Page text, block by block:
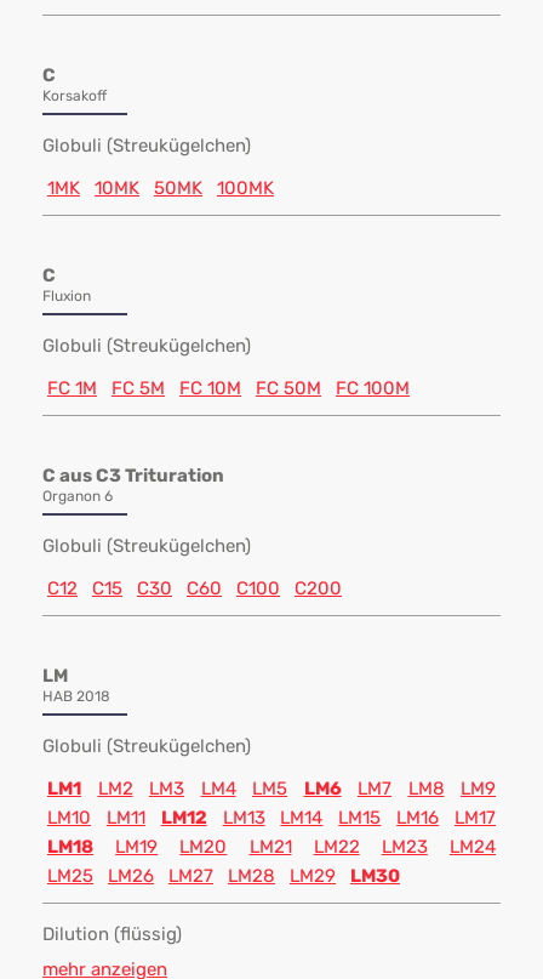
C
Korsakoff
Globuli (Streukügelchen)
1MK
10MK 50MK 100MK
C
Fluxion
Globuli (Streukügelchen)
FC 1M
FC 5M FC 10M FC 50M FC 100M
C aus C3 Trituration
Organon 6
Globuli (Streukügelchen)
C12
C15 C30 C60 C100 C200
LM
HAB 2018
Globuli (Streukügelchen)
LM1
LM2 LM3 LM4 LM5 LM6 LM7 LM8
LM9
LM10
LM11 LM12 LM13 LM14 LM15 LM16
LM17
LM18
LM19 LM20 LM21 LM22 LM23
LM24
LM25
LM26 LM27 LM28 LM29 LM30
Dilution (flüssig)
mehr anzeigen